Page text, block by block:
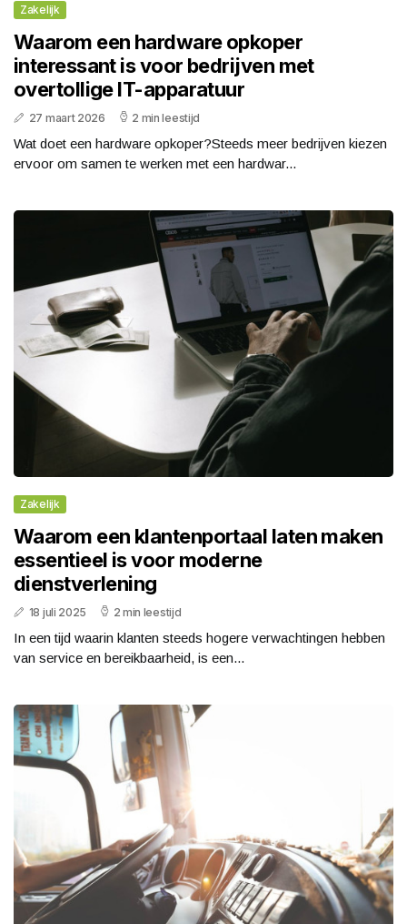
Zakelijk
Waarom een hardware opkoper
interessant is voor bedrijven met
overtollige IT-apparatuur
27 maart 2026 2 min leestijd
Wat doet een hardware opkoper?Steeds meer bedrijven kiezen
ervoor om samen te werken met een hardwar...
Zakelijk
Waarom een klantenportaal laten maken
essentieel is voor moderne
dienstverlening
18 juli 2025 2 min leestijd
In een tijd waarin klanten steeds hogere verwachtingen hebben
van service en bereikbaarheid, is een...